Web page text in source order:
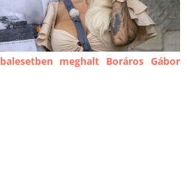
meghalt Boráros Gábor